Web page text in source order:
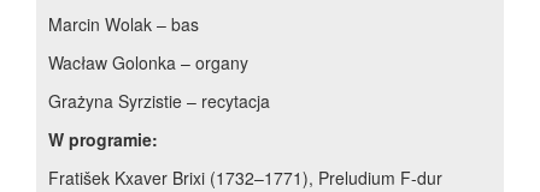
Marcin Wolak – bas
Wacław Golonka – organy
Grażyna Syrzistie – recytacja
W programie:
Fratišek Kxaver Brixi (1732–1771), Preludium F-dur